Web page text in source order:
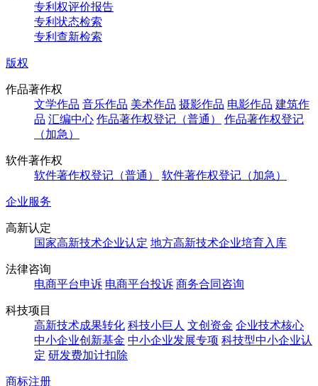
专利权评价报告
专利状态检索
专利查新检索
版权
作品著作权
文学作品 音乐作品 美术作品 摄影作品 电影作品 建筑作
品 汇编中心 作品著作权登记（普通）
作品著作权登记
（加急）
软件著作权
软件著作权登记（普通）
软件著作权登记（加急）
企业服务
高新认定
国家高新技术企业认定 地方高新技术企业培育入库
法律咨询
电商平台申诉 电商平台投诉 商务合同咨询
科技项目
高新技术成果转化 科技小巨人 文创资金 企业技术核心
中小企业创新基金 中小企业发展专项 科技型中小企业认
定 研发费加计扣除
商标注册